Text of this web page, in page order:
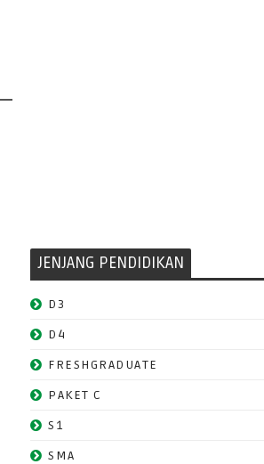
JENJANG PENDIDIKAN
D3
D4
FRESHGRADUATE
PAKET C
S1
SMA